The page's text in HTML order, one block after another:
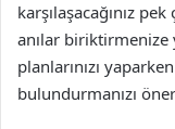
karşılaşacağınız
anılar biriktirmenize
planlarınızı
bulundurmanızı